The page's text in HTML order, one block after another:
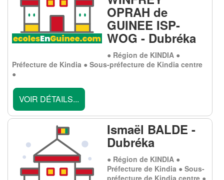
OPRAH de
GUINEE ISP-
WOG - Dubréka
● Région de KINDIA ●
Préfecture de Kindia ● Sous-préfecture de Kindia centre
●
VOIR DÉTAILS...
Ismaël BALDE -
Dubréka
● Région de KINDIA ●
Préfecture de Kindia ● Sous-
préfecture de Kindia centre ●